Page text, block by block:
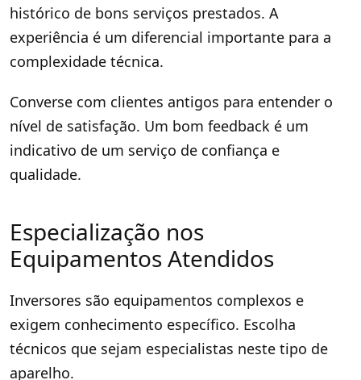
histórico de bons serviços prestados. A
experiência é um diferencial importante para a
complexidade técnica.
Converse com clientes antigos para entender o
nível de satisfação. Um bom feedback é um
indicativo de um serviço de confiança e
qualidade.
Especialização nos
Equipamentos Atendidos
Inversores são equipamentos complexos e
exigem conhecimento específico. Escolha
técnicos que sejam especialistas neste tipo de
aparelho.